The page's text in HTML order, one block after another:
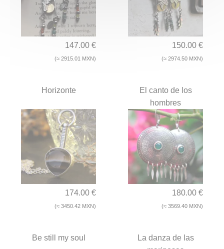
147.00 €
(≈ 2915.01 MXN)
150.00 €
(≈ 2974.50 MXN)
Horizonte
174.00 €
(≈ 3450.42 MXN)
El canto de los
hombres
180.00 €
(≈ 3569.40 MXN)
Be still my soul
La danza de las